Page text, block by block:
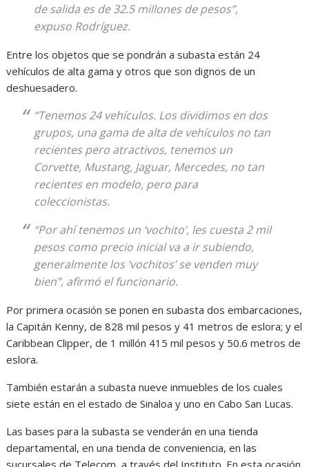
de salida es de 32.5 millones de pesos”,
expuso Rodríguez.
Entre los objetos que se pondrán a subasta están 24
vehículos de alta gama y otros que son dignos de un
deshuesadero.
“Tenemos 24 vehículos. Los dividimos en dos
grupos, una gama de alta de vehículos no tan
recientes pero atractivos, tenemos un
Corvette, Mustang, Jaguar, Mercedes, no tan
recientes en modelo, pero para
coleccionistas.
“Por ahí tenemos un ‘vochito’, les cuesta 2 mil
pesos como precio inicial va a ir subiendo,
generalmente los ‘vochitos’ se venden muy
bien”, afirmó el funcionario.
Por primera ocasión se ponen en subasta dos embarcaciones,
la Capitán Kenny, de 828 mil pesos y 41 metros de eslora; y el
Caribbean Clipper, de 1 millón 415 mil pesos y 50.6 metros de
eslora.
También estarán a subasta nueve inmuebles de los cuales
siete están en el estado de Sinaloa y uno en Cabo San Lucas.
Las bases para la subasta se venderán en una tienda
departamental, en una tienda de conveniencia, en las
sucursales de Telecom, a través del Instituto. En esta ocasión